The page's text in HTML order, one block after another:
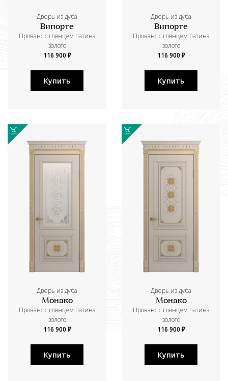
Дверь из дуба
Випорте
Прованс с глянцем патина
золото
116 900 ₽
Купить
Дверь из дуба
Випорте
Прованс с глянцем патина
золото
116 900 ₽
Купить
Дверь из дуба
Монако
Прованс с глянцем патина
золото
116 900 ₽
Купить
Дверь из дуба
Монако
Прованс с глянцем патина
золото
116 900 ₽
Купить